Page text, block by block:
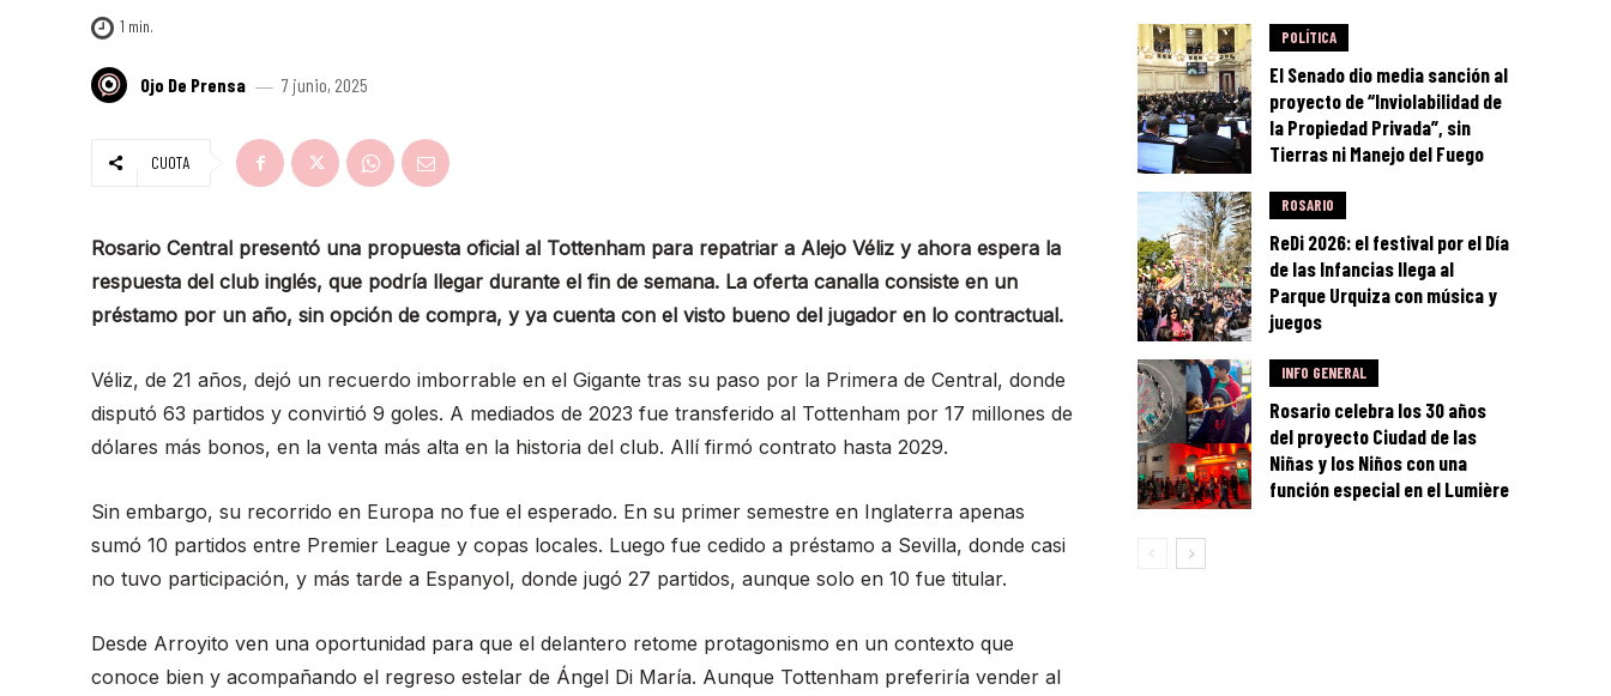
1 min.
Ojo De Prensa 7 junio, 2025
CUOTA
Rosario Central presentó una propuesta oficial al Tottenham para repatriar a Alejo Véliz y ahora espera la
respuesta del club inglés, que podría llegar durante el fin de semana. La oferta canalla consiste en un
préstamo por un año, sin opción de compra, y ya cuenta con el visto bueno del jugador en lo contractual.
Véliz, de 21 años, dejó un recuerdo imborrable en el Gigante tras su paso por la Primera de Central, donde
disputó 63 partidos y convirtió 9 goles. A mediados de 2023 fue transferido al Tottenham por 17 millones de
dólares más bonos, en la venta más alta en la historia del club. Allí firmó contrato hasta 2029.
Sin embargo, su recorrido en Europa no fue el esperado. En su primer semestre en Inglaterra apenas
sumó 10 partidos entre Premier League y copas locales. Luego fue cedido a préstamo a Sevilla, donde casi
no tuvo participación, y más tarde a Espanyol, donde jugó 27 partidos, aunque solo en 10 fue titular.
Desde Arroyito ven una oportunidad para que el delantero retome protagonismo en un contexto que
conoce bien y acompañando el regreso estelar de Ángel Di María. Aunque Tottenham preferiría vender al
POLÍTICA
El Senado dio media sanción al
proyecto de “Inviolabilidad de
la Propiedad Privada”, sin
Tierras ni Manejo del Fuego
ROSARIO
ReDi 2026: el festival por el Día
de las Infancias llega al
Parque Urquiza con música y
juegos
INFO GENERAL
Rosario celebra los 30 años
del proyecto Ciudad de las
Niñas y los Niños con una
función especial en el Lumière